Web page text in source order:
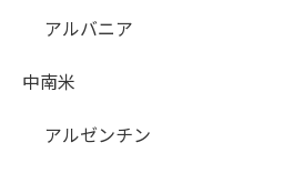
アルバニア
中南米
アルゼンチン